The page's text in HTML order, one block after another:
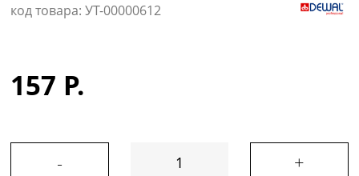
код товара: УТ-00000612
157 Р.
- +